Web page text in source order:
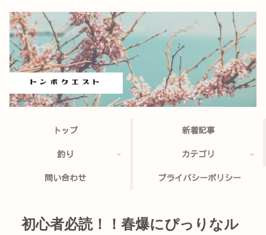
トップ 新着記事
釣り カテゴリ
問い合わせ プライバシーポリシー
初心者必読！！春爆にぴっりなル